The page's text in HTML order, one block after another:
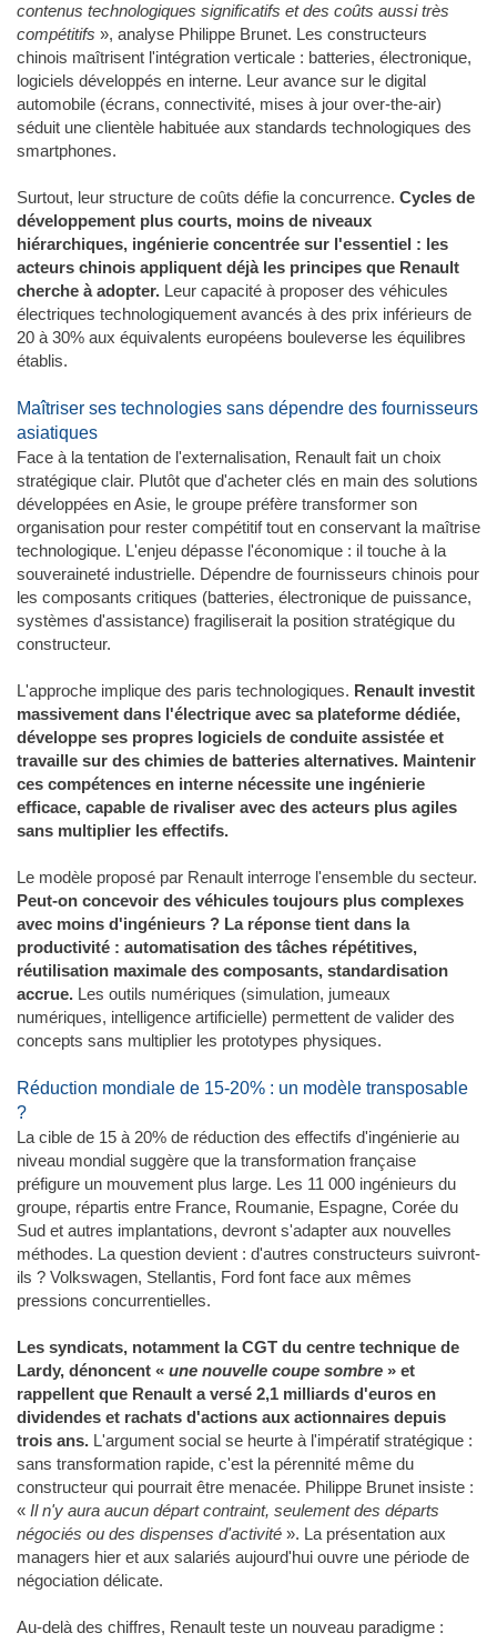
contenus technologiques significatifs et des coûts aussi très
compétitifs », analyse Philippe Brunet. Les constructeurs
chinois maîtrisent l'intégration verticale : batteries, électronique,
logiciels développés en interne. Leur avance sur le digital
automobile (écrans, connectivité, mises à jour over-the-air)
séduit une clientèle habituée aux standards technologiques des
smartphones.
Surtout, leur structure de coûts défie la concurrence. Cycles de
développement plus courts, moins de niveaux
hiérarchiques, ingénierie concentrée sur l'essentiel : les
acteurs chinois appliquent déjà les principes que Renault
cherche à adopter. Leur capacité à proposer des véhicules
électriques technologiquement avancés à des prix inférieurs de
20 à 30% aux équivalents européens bouleverse les équilibres
établis.
Maîtriser ses technologies sans dépendre des fournisseurs
asiatiques
Face à la tentation de l'externalisation, Renault fait un choix
stratégique clair. Plutôt que d'acheter clés en main des solutions
développées en Asie, le groupe préfère transformer son
organisation pour rester compétitif tout en conservant la maîtrise
technologique. L'enjeu dépasse l'économique : il touche à la
souveraineté industrielle. Dépendre de fournisseurs chinois pour
les composants critiques (batteries, électronique de puissance,
systèmes d'assistance) fragiliserait la position stratégique du
constructeur.
L'approche implique des paris technologiques. Renault investit
massivement dans l'électrique avec sa plateforme dédiée,
développe ses propres logiciels de conduite assistée et
travaille sur des chimies de batteries alternatives. Maintenir
ces compétences en interne nécessite une ingénierie
efficace, capable de rivaliser avec des acteurs plus agiles
sans multiplier les effectifs.
Le modèle proposé par Renault interroge l'ensemble du secteur.
Peut-on concevoir des véhicules toujours plus complexes
avec moins d'ingénieurs ? La réponse tient dans la
productivité : automatisation des tâches répétitives,
réutilisation maximale des composants, standardisation
accrue. Les outils numériques (simulation, jumeaux
numériques, intelligence artificielle) permettent de valider des
concepts sans multiplier les prototypes physiques.
Réduction mondiale de 15-20% : un modèle transposable
?
La cible de 15 à 20% de réduction des effectifs d'ingénierie au
niveau mondial suggère que la transformation française
préfigure un mouvement plus large. Les 11 000 ingénieurs du
groupe, répartis entre France, Roumanie, Espagne, Corée du
Sud et autres implantations, devront s'adapter aux nouvelles
méthodes. La question devient : d'autres constructeurs suivront-
ils ? Volkswagen, Stellantis, Ford font face aux mêmes
pressions concurrentielles.
Les syndicats, notamment la CGT du centre technique de
Lardy, dénoncent « une nouvelle coupe sombre » et
rappellent que Renault a versé 2,1 milliards d'euros en
dividendes et rachats d'actions aux actionnaires depuis
trois ans. L'argument social se heurte à l'impératif stratégique :
sans transformation rapide, c'est la pérennité même du
constructeur qui pourrait être menacée. Philippe Brunet insiste :
« Il n'y aura aucun départ contraint, seulement des départs
négociés ou des dispenses d'activité ». La présentation aux
managers hier et aux salariés aujourd'hui ouvre une période de
négociation délicate.
Au-delà des chiffres, Renault teste un nouveau paradigme :